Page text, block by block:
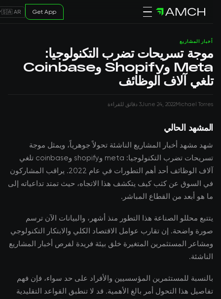
🇸🇦 AR Get App
أخبار المشاريع
موجة تسريحات تضرب التكنولوجيا:
Meta وShopify وCoinbase
تلغي آلاف الوظائف
Michael Torres
June 24, 20223 دقائق للقراءة
المشهد الحالي
شهد مشهد أخبار المشاريع الناشئة تحولاً جوهرياً، ويمثل موجة
تسريحات تضرب التكنولوجيا: meta وshopify وcoinbase تلغي
آلاف الوظائف أحد أهم التطورات في عام 2022. يراقب المشاركون
في السوق عن كثب كيف يتكشف هذا الاتجاه، حيث تمتد تداعياته إلى
ما هو أبعد من القطاع المباشر.
يتتبع محللو الصناعة هذا التطور منذ أشهر، والبيانات الآن ترسم
صورة واضحة. إن تقارب عوامل الاقتصاد الكلي والابتكار التكنولوجي
ومشاعر المستثمرين المتغيرة خلق بيئة فريدة لفرص أخبار المشاريع
الناشئة.
بالنسبة للمستثمرين المؤسسيين والأفراد على حد سواء، فإن فهم
تفاصيل هذا التحول أمر بالغ الأهمية. قد لا تنطبق القواعد التقليدية